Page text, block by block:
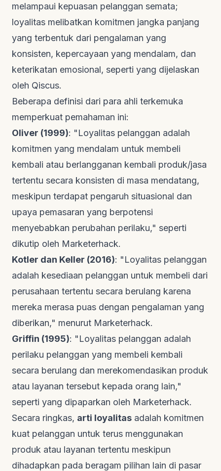
melampaui kepuasan pelanggan semata;
loyalitas melibatkan komitmen jangka panjang
yang terbentuk dari pengalaman yang
konsisten, kepercayaan yang mendalam, dan
keterikatan emosional, seperti yang dijelaskan
oleh Qiscus.
Beberapa definisi dari para ahli terkemuka
memperkuat pemahaman ini:
Oliver (1999): "Loyalitas pelanggan adalah
komitmen yang mendalam untuk membeli
kembali atau berlangganan kembali produk/jasa
tertentu secara konsisten di masa mendatang,
meskipun terdapat pengaruh situasional dan
upaya pemasaran yang berpotensi
menyebabkan perubahan perilaku," seperti
dikutip oleh Marketerhack.
Kotler dan Keller (2016): "Loyalitas pelanggan
adalah kesediaan pelanggan untuk membeli dari
perusahaan tertentu secara berulang karena
mereka merasa puas dengan pengalaman yang
diberikan," menurut Marketerhack.
Griffin (1995): "Loyalitas pelanggan adalah
perilaku pelanggan yang membeli kembali
secara berulang dan merekomendasikan produk
atau layanan tersebut kepada orang lain,"
seperti yang dipaparkan oleh Marketerhack.
Secara ringkas, arti loyalitas adalah komitmen
kuat pelanggan untuk terus menggunakan
produk atau layanan tertentu meskipun
dihadapkan pada beragam pilihan lain di pasar